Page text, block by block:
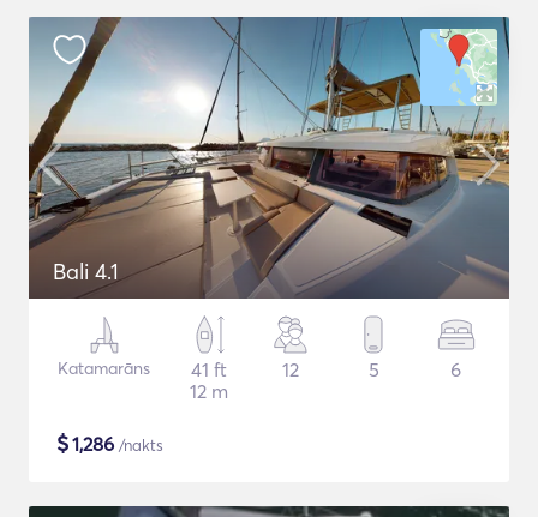
Bali 4.1
Katamarāns
41 ft
12 m
12 5 6
$1,286 /nakts